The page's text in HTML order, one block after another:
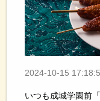
2024-10-15
いつも成城学園前